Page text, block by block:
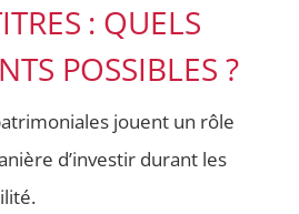
: QUELS
POSSIBLES ?
jouent un rôle
d’investir durant les